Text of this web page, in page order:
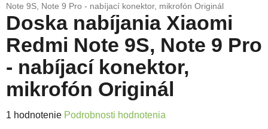
Note 9S, Note 9 Pro - nabíjací konektor, mikrofón Originál
Doska nabíjania Xiaomi
Redmi Note 9S, Note 9 Pro
- nabíjací konektor,
mikrofón Originál
Priemerné hodnotenie produktu je 5,0 z 5 hviezdičiek.
1 hodnotenie Podrobnosti hodnotenia